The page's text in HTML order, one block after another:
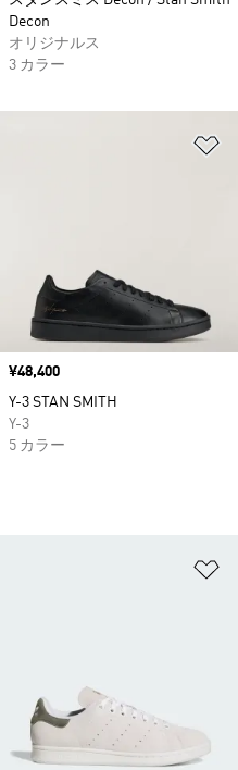
Decon
オリジナルス
3 カラー
価格
¥48,400
Y-3 STAN SMITH
Y-3
5 カラー